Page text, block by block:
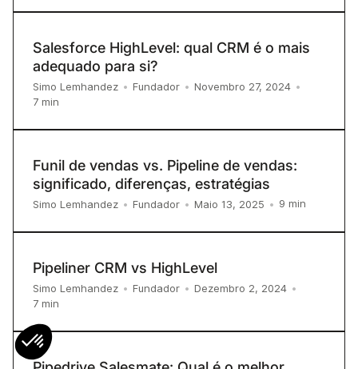
Salesforce HighLevel: qual CRM é o mais
adequado para si?
Simo Lemhandez • Fundador • Novembro 27, 2024 •
7 min
Funil de vendas vs. Pipeline de vendas:
significado, diferenças, estratégias
Simo Lemhandez • Fundador • Maio 13, 2025 • 9 min
Pipeliner CRM vs HighLevel
Simo Lemhandez • Fundador • Dezembro 2, 2024 •
7 min